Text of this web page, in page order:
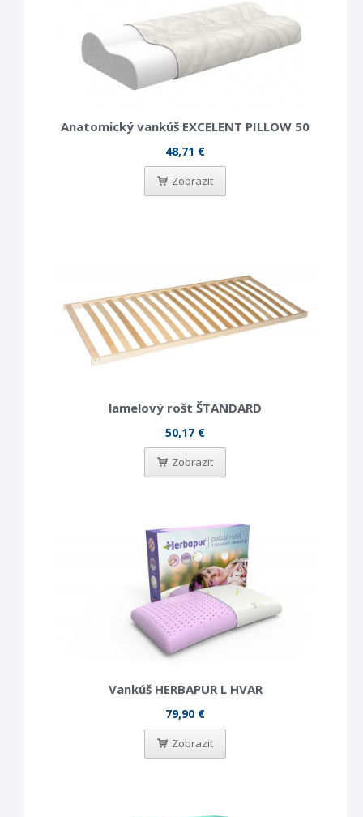
Anatomický vankúš EXCELENT PILLOW 50
48,71 €
Zobrazit
lamelový rošt ŠTANDARD
50,17 €
Zobrazit
Vankúš HERBAPUR L HVAR
79,90 €
Zobrazit